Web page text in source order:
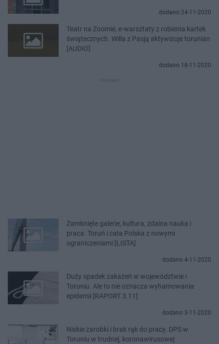
dodano 24-11-2020
Teatr na Zoomie, e-warsztaty z robienia kartek
świątecznych. Willa z Pasją aktywizuje torunian
[AUDIO]
dodano 18-11-2020
Zamknięte galerie, kultura, zdalna nauka i
praca. Toruń i cała Polska z nowymi
ograniczeniami [LISTA]
dodano 4-11-2020
Duży spadek zakażeń w województwie i
Toruniu. Ale to nie oznacza wyhamowania
epidemii [RAPORT 3.11]
dodano 3-11-2020
Niskie zarobki i brak rąk do pracy. DPS w
Toruniu w trudnej, koronawirusowej